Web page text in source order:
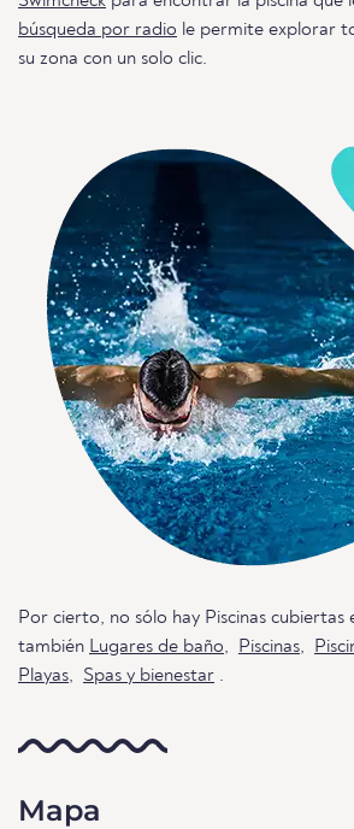
búsqueda por radio le permite explorar
su zona con un solo clic.
Por cierto, no sólo hay Piscinas cubiertas
también Lugares de baño, Piscinas,
Playas, Spas y bienestar .
Mapa